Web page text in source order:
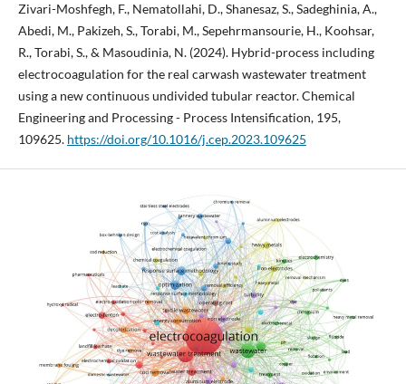
Zivari-Moshfegh, F., Nematollahi, D., Shanesaz, S., Sadeghinia, A.,
Abedi, M., Pakizeh, S., Torabi, M., Sepehrmansourie, H., Koohsar,
R., Torabi, S., & Masoudinia, N. (2024). Hybrid-process including
electrocoagulation for the real carwash wastewater treatment
using a new continuous undivided tubular reactor. Chemical
Engineering and Processing - Process Intensification, 195,
109625. https://doi.org/10.1016/j.cep.2023.109625